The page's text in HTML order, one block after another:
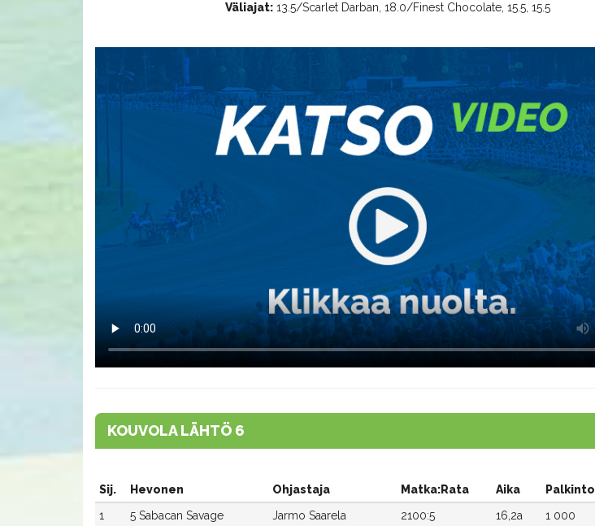
Väliajat: 13.5/Scarlet Darban, 18.0/Finest Chocolate, 15.5, 15.5
KOUVOLA LÄHTÖ 6
Sij. Hevonen Ohjastaja Matka:Rata Aika Palkinto
1
5 Sabacan Savage Jarmo Saarela 2100:5 16,2a 1 000